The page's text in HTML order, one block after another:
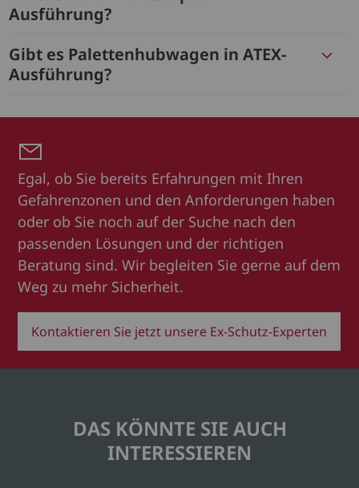
Ausführung?
Gibt es Palettenhubwagen in ATEX-
Ausführung?
Egal, ob Sie bereits Erfahrungen mit Ihren
Gefahrenzonen und den Anforderungen haben
oder ob Sie noch auf der Suche nach den
passenden Lösungen und der richtigen
Beratung sind. Wir begleiten Sie gerne auf dem
Weg zu mehr Sicherheit.
Kontaktieren Sie jetzt unsere Ex-Schutz-Experten
DAS KÖNNTE SIE AUCH
INTERESSIEREN